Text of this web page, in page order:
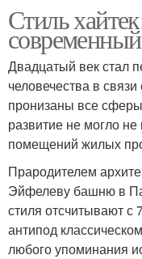
Стиль
Двадцатый век стал
человечества в
пронизаны все
развитие не могло
помещений жилых
Прародителем
Эйфелеву башню в
стиля отсчитывают с
антипод
любого упоминания